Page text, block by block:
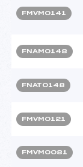
FMVM0141
FNAM0148
FNAT0148
FMVM0121
FMVM0081